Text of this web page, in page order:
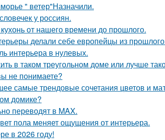
" ветер"Назначили.
у россиян.
от нашего времени до прошлого.
делали себе европейцы из
интерьера в нулевых.
в таком треугольном доме или лучше
не понимаете?
самые трендовые сочетания цветов и
домике?
переводят в MAX.
пола меняет ощущения от интерьера.
в 2026 году!